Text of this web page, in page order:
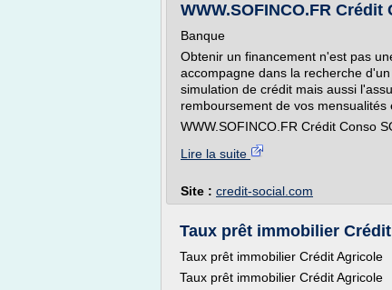
WWW.SOFINCO.FR
Banque
Obtenir un financement n'est pas
accompagne dans la recherche
simulation de crédit mais aussi
remboursement de vos mensualités
WWW.SOFINCO.FR Crédit Conso
Lire la suite
Site : credit-social.com
Taux prêt immobilier
Taux prêt immobilier Crédit Agricole
Taux prêt immobilier Crédit Agricole